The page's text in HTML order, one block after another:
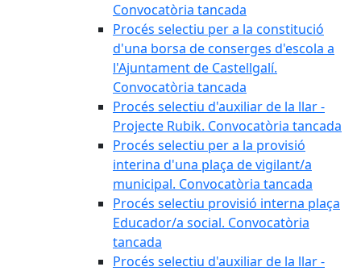
Convocatòria tancada
Procés selectiu per a la constitució
d'una borsa de conserges d'escola a
l'Ajuntament de Castellgalí.
Convocatòria tancada
Procés selectiu d'auxiliar de la llar -
Projecte Rubik. Convocatòria tancada
Procés selectiu per a la provisió
interina d'una plaça de vigilant/a
municipal. Convocatòria tancada
Procés selectiu provisió interna plaça
Educador/a social. Convocatòria
tancada
Procés selectiu d'auxiliar de la llar -